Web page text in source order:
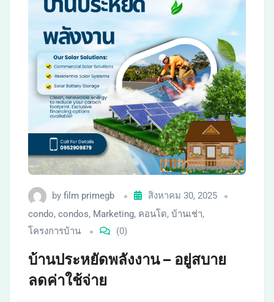
by film primegb
สิงหาคม 30, 2025
condo, condos, Marketing, คอนโด, บ้านเช่า,
โครงการบ้าน
(0)
บ้านประหยัดพลังงาน – อยู่สบาย
ลดค่าใช้จ่าย